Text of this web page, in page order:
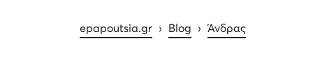
epapoutsia.gr › Blog › Άνδρας